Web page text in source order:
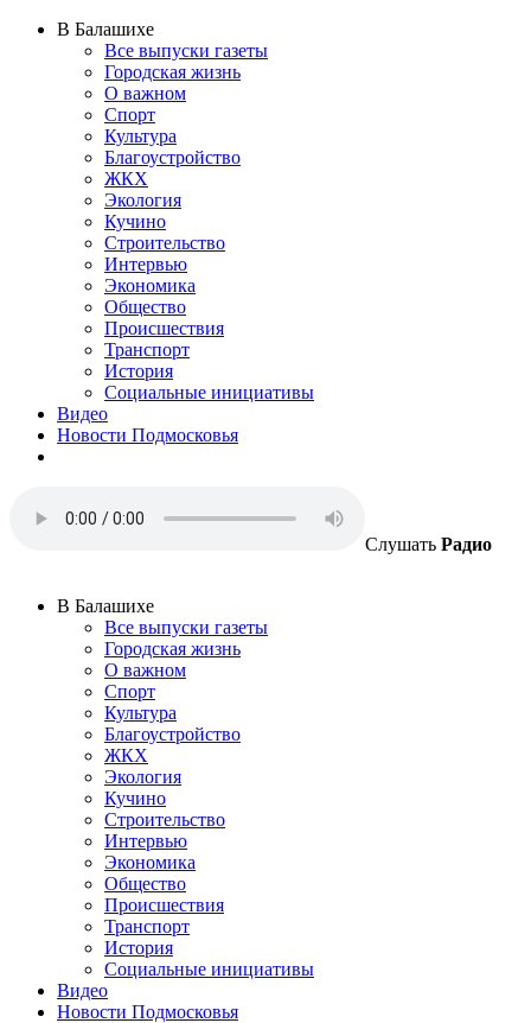
В Балашихе
Все выпуски газеты
Городская жизнь
О важном
Спорт
Культура
Благоустройство
ЖКХ
Экология
Кучино
Строительство
Интервью
Экономика
Общество
Происшествия
Транспорт
История
Социальные инициативы
Видео
Новости Подмосковья
Слушать Радио
В Балашихе
Все выпуски газеты
Городская жизнь
О важном
Спорт
Культура
Благоустройство
ЖКХ
Экология
Кучино
Строительство
Интервью
Экономика
Общество
Происшествия
Транспорт
История
Социальные инициативы
Видео
Новости Подмосковья